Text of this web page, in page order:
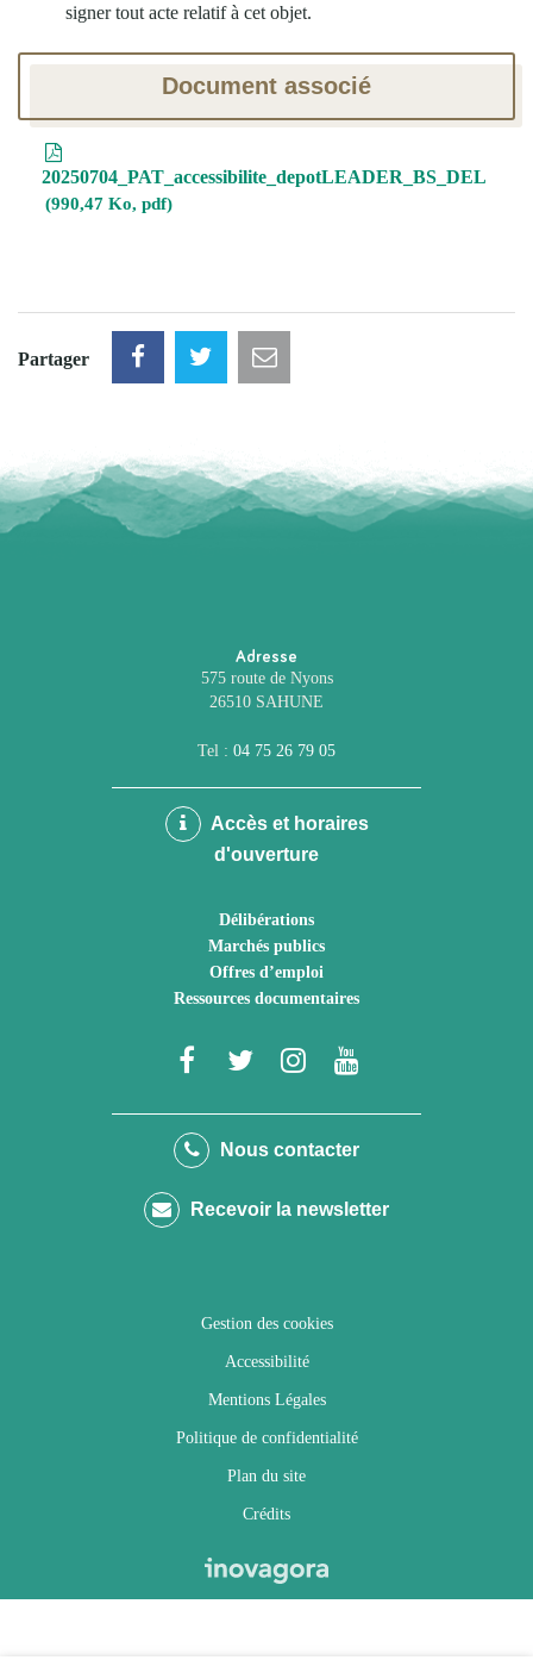
signer tout acte relatif à cet objet.
Document associé
20250704_PAT_accessibilite_depotLEADER_BS_DEL
990,47 Ko, pdf
Partager
Adresse
575 route de Nyons
26510 SAHUNE
Tel : 04 75 26 79 05
Accès et horaires
d'ouverture
Délibérations
Marchés publics
Offres d’emploi
Ressources documentaires
Lien
le
Facebook
Lien
le
Twitter
Lien
le
Instagram
Youtube
Nous contacter
Recevoir la newsletter
Gestion des cookies
Accessibilité
Mentions Légales
Politique de confidentialité
Plan du site
Crédits